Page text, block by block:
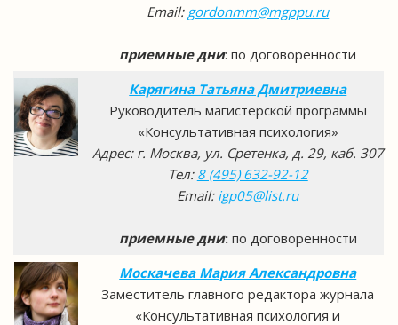
Email: gordonmm@mgppu.ru
приемные дни: по договоренности
Карягина Татьяна Дмитриевна
Руководитель магистерской программы
«Консультативная психология»
Адрес: г. Москва, ул. Сретенка, д. 29, каб. 307
Тел: 8 (495) 632-92-12
Email: igp05@list.ru
приемные дни: по договоренности
Москачева Мария Александровна
Заместитель главного редактора журнала
«Консультативная психология и